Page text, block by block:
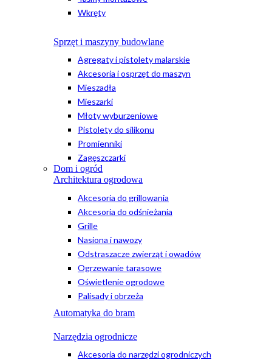
Wkręty
Sprzęt i maszyny budowlane
Agregaty i pistolety malarskie
Akcesoria i osprzęt do maszyn
Mieszadła
Mieszarki
Młoty wyburzeniowe
Pistolety do silikonu
Promienniki
Zagęszczarki
Dom i ogród
Architektura ogrodowa
Akcesoria do grillowania
Akcesoria do odśnieżania
Grille
Nasiona i nawozy
Odstraszacze zwierząt i owadów
Ogrzewanie tarasowe
Oświetlenie ogrodowe
Palisady i obrzeża
Automatyka do bram
Narzędzia ogrodnicze
Akcesoria do narzędzi ogrodniczych